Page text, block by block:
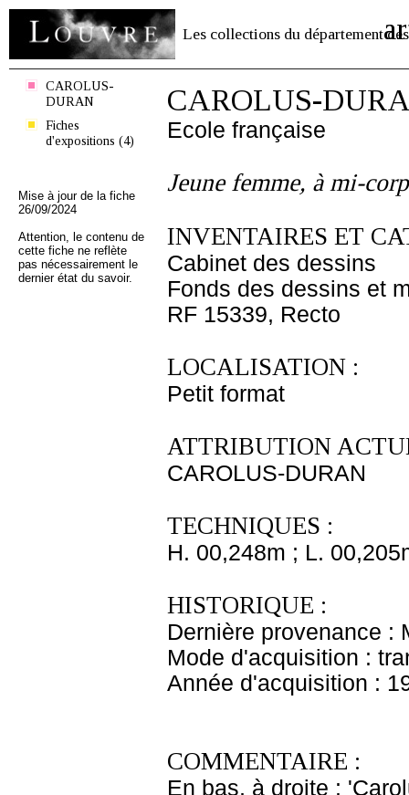
Les collections du département des
CAROLUS-
DURAN
Fiches
d'expositions (4)
Mise à jour de la fiche
26/09/2024
Attention, le contenu de
cette fiche ne reflète
pas nécessairement le
dernier état du savoir.
CAROLUS-
Ecole française
Jeune femme, à mi-
INVENTAIRES ET
Cabinet des dessins
Fonds des dessins et
RF 15339, Recto
LOCALISATION :
Petit format
ATTRIBUTION
CAROLUS-DURAN
TECHNIQUES :
H. 00,248m ; L.
HISTORIQUE :
Dernière provenance :
Mode d'acquisition :
Année d'acquisition :
COMMENTAIRE :
En bas, à droite :